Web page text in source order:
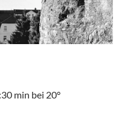
min bei 20°